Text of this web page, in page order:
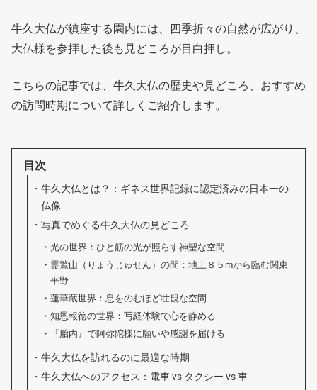
牛久大仏が鎮座する園内には、四季折々の自然が広がり、
大仏様を参拝した後も見どころが目白押し。
こちらの記事では、牛久大仏の歴史や見どころ、おすすめ
の訪問時期について詳しくご紹介します。
目次
牛久大仏とは？：ギネス世界記録に認定済みの日本一の
仏像
写真でめぐる牛久大仏の見どころ
光の世界：ひと筋の光が照らす神聖な空間
霊鷲山（りょうじゅせん）の間：地上８５mから臨む関東
平野
蓮華蔵世界：息をのむほど壮観な空間
知恩報徳の世界：写経体験で心を静める
『胎内』で阿弥陀様に願いや感謝を届ける
牛久大仏を訪れるのに最適な時期
牛久大仏へのアクセス：電車 vs タクシー vs 車